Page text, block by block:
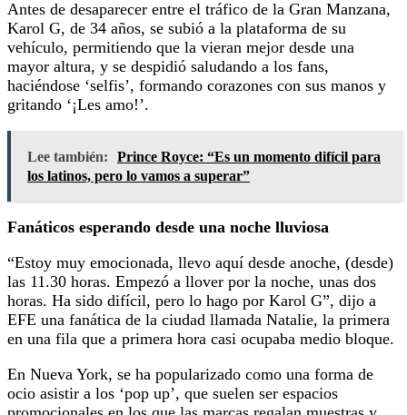
Antes de desaparecer entre el tráfico de la Gran Manzana,
Karol G, de 34 años, se subió a la plataforma de su
vehículo, permitiendo que la vieran mejor desde una
mayor altura, y se despidió saludando a los fans,
haciéndose ‘selfis’, formando corazones con sus manos y
gritando ‘¡Les amo!’.
Lee también:
Prince Royce: “Es un momento difícil para
los latinos, pero lo vamos a superar”
Fanáticos esperando desde una noche lluviosa
“Estoy muy emocionada, llevo aquí desde anoche, (desde)
las 11.30 horas. Empezó a llover por la noche, unas dos
horas. Ha sido difícil, pero lo hago por Karol G”, dijo a
EFE una fanática de la ciudad llamada Natalie, la primera
en una fila que a primera hora casi ocupaba medio bloque.
En Nueva York, se ha popularizado como una forma de
ocio asistir a los ‘pop up’, que suelen ser espacios